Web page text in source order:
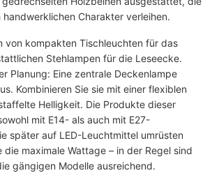
handwerklichen Charakter verleihen.
von kompakten Tischleuchten für das
Stehlampen für die Leseecke.
Planung: Eine zentrale Deckenlampe
Kombinieren Sie sie mit einer flexiblen
Helligkeit. Die Produkte dieser
mit E14- als auch mit E27-
später auf LED-Leuchtmittel umrüsten
die maximale Wattage – in der Regel sind
gängigen Modelle ausreichend.